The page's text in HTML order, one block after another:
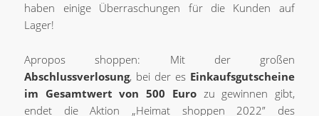
haben einige Überraschungen für die Kunden auf
Lager!
Apropos shoppen: Mit der großen
Abschlussverlosung, bei der es Einkaufsgutscheine
im Gesamtwert von 500 Eurozu gewinnen gibt,
endet die Aktion „Heimat shoppen 2022” des